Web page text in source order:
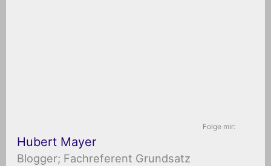
Folge mir:
Hubert Mayer
Blogger; Fachreferent Grundsatz